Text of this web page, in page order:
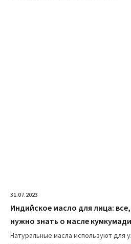
31.07.2023
Индийское масло для лица:
нужно знать о масле
Натуральные масла используют для